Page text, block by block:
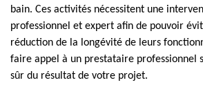
bain. Ces activités nécessitent une
professionnel et expert afin de pouvoir
réduction de la longévité de leurs
faire appel à un prestataire professionnel
sûr du résultat de votre projet.